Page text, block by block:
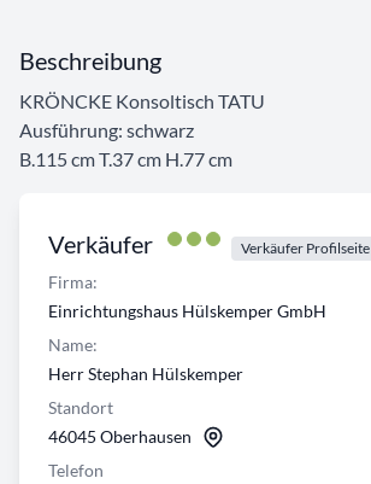
Verkäufer Verkäufer Profilseite
Firma:
Einrichtungshaus Hülskemper GmbH
Name:
Herr Stephan Hülskemper
Standort
46045 Oberhausen
Telefon
Beschreibung
KRÖNCKE Konsoltisch TATU
Ausführung: schwarz
B.115 cm T.37 cm H.77 cm